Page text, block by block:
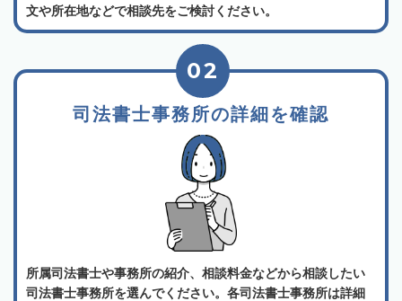
文や所在地などで相談先をご検討ください。
司法書士事務所の詳細を確認
02
所属司法書士や事務所の紹介、相談料金などから相談したい
司法書士事務所を選んでください。各司法書士事務所は詳細